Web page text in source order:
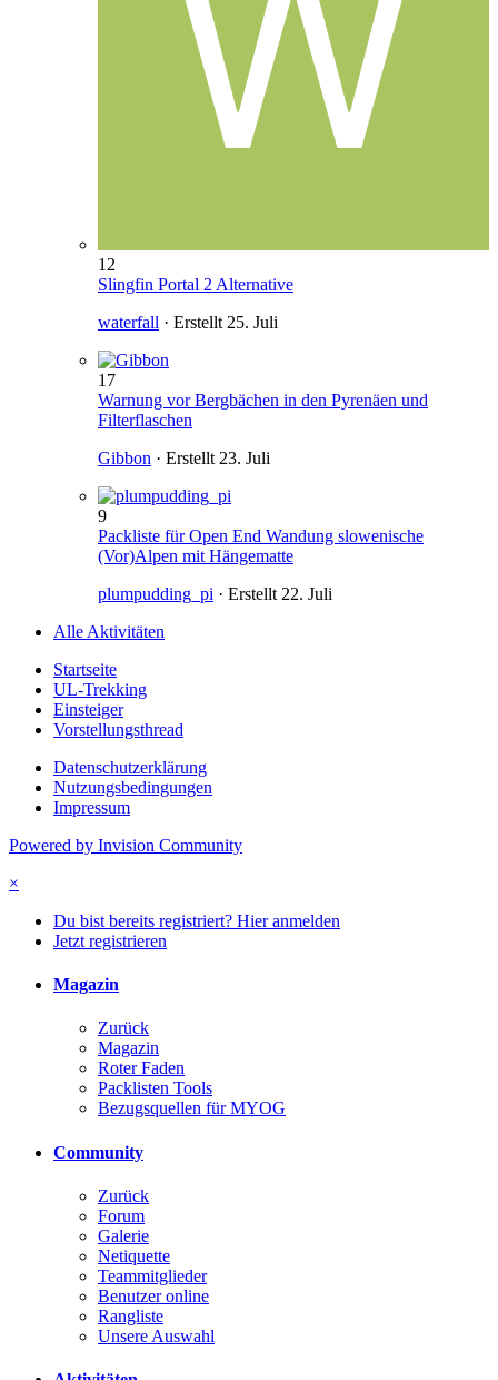
12
Slingfin Portal 2 Alternative
waterfall · Erstellt 25. Juli
17
Warnung vor Bergbächen in den Pyrenäen und
Filterflaschen
Gibbon · Erstellt 23. Juli
9
Packliste für Open End Wandung slowenische
(Vor)Alpen mit Hängematte
plumpudding_pi · Erstellt 22. Juli
Alle Aktivitäten
Startseite
UL-Trekking
Einsteiger
Vorstellungsthread
Datenschutzerklärung
Nutzungsbedingungen
Impressum
Powered by Invision Community
×
Du bist bereits registriert? Hier anmelden
Jetzt registrieren
Magazin
Zurück
Magazin
Roter Faden
Packlisten Tools
Bezugsquellen für MYOG
Community
Zurück
Forum
Galerie
Netiquette
Teammitglieder
Benutzer online
Rangliste
Unsere Auswahl